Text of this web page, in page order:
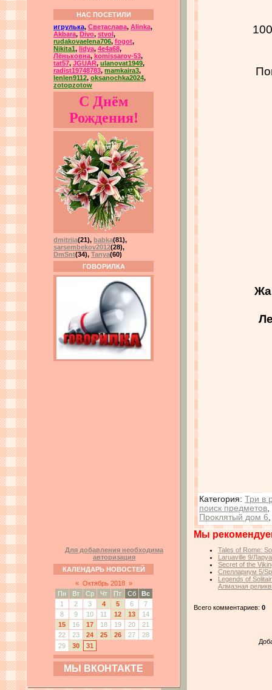
НАС ПОСЕТИЛИ
игрулька, Светаслава, Alinka,
Akbara, Divo, stvol ,
rudakovaelena706, fogot,
Nikita1, lidya, 4e4a68,
Лёньковна, komissarov-53,
tat57, JGUAR, ulanovat1949,
radist19748783, mamkaira3,
lenlen9112, oksanochka2024,
zotopzotow
С Днём
Рождения!
dmitriia(21), babka(81),
sarsembekov2012(28),
DmSnt(34), Tanya(60)
ГОВОРИЛКА
Для добавления необходима
авторизация
КАЛЕНДАРЬ НОВОСТЕЙ
« Октябрь 2018 »
Пн
Вт Ср Чт Пт Сб
Вс
1
2 3 4 5 6
7
8
9 10 11 12 13
14
15
16 17 18 19 20
21
22
23 24 25 26 27
28
29
30 31
МЫ ВКОНТАКТЕ
Категория: Три в
поиск предметов
Проклятый дом 6
Мы
Tales of Rome:
Laruaville 9/
Secret of the
Спеллариум 5/
Legends of
Алмазная
Всего комментариев: 0